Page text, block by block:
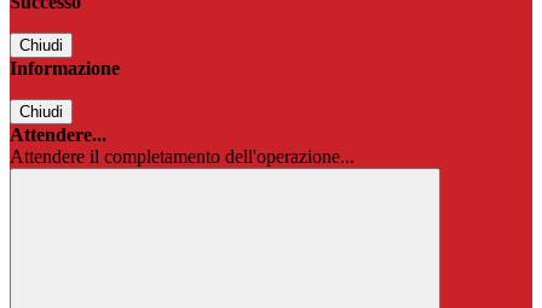
Chiudi
Informazione
Chiudi
Attendere...
Attendere il completamento dell'operazione...